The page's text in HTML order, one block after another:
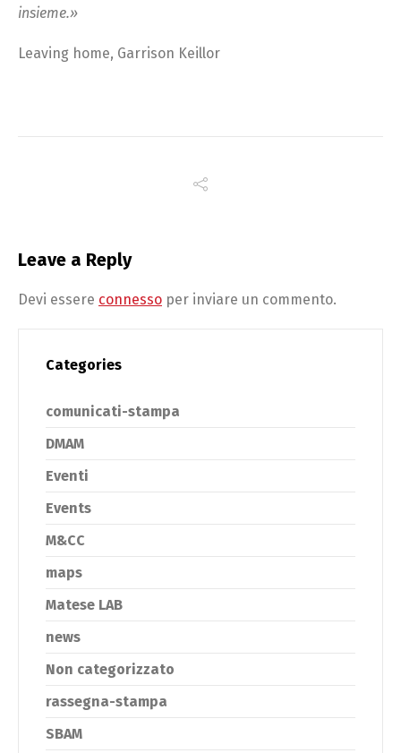
insieme.»
Leaving home, Garrison Keillor
Leave a Reply
Devi essere connesso per inviare un commento.
Categories
comunicati-stampa
DMAM
Eventi
Events
M&CC
maps
Matese LAB
news
Non categorizzato
rassegna-stampa
SBAM